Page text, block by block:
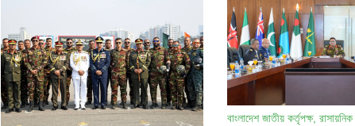
বাংলাদেশ জাতীয় কর্তৃপক্ষ,